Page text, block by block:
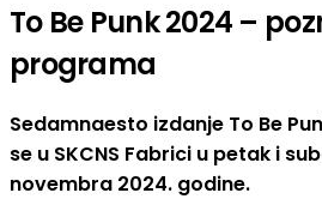
To Be Punk 2024 –
programa
Sedamnaesto izdanje To Be
se u SKCNS Fabrici u petak i
novembra 2024. godine.